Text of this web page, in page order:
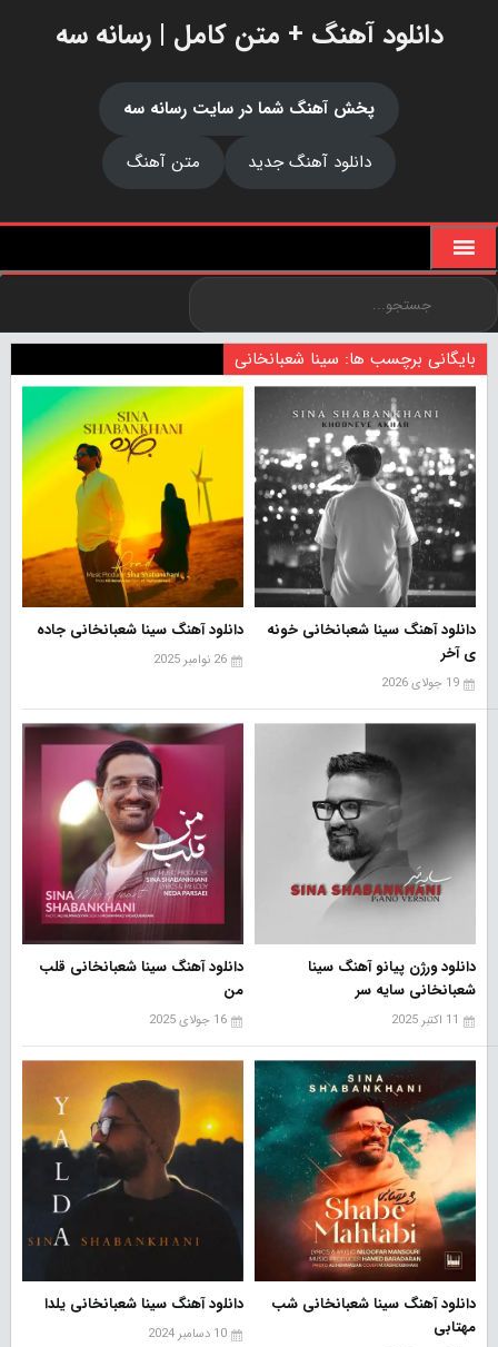
دانلود آهنگ + متن کامل | رسانه سه
پخش آهنگ شما در سایت رسانه سه
دانلود آهنگ جدید
متن آهنگ
بایگانی برچسب ها: سینا شعبانخانی
دانلود آهنگ سینا شعبانخانی خونه
ی آخر
19 جولای 2026
دانلود آهنگ سینا شعبانخانی جاده
26 نوامبر 2025
دانلود ورژن پیانو آهنگ سینا
شعبانخانی سایه سر
11 اکتبر 2025
دانلود آهنگ سینا شعبانخانی قلب
من
16 جولای 2025
دانلود آهنگ سینا شعبانخانی شب
مهتابی
دانلود آهنگ سینا شعبانخانی یلدا
10 دسامبر 2024